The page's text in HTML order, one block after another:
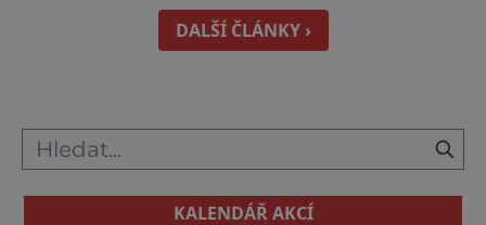
na zapůjčené terénní koloběžce, nebo
toboganem. www.stez
DALŠÍ ČLÁNKY ›
KALENDÁŘ AKCÍ